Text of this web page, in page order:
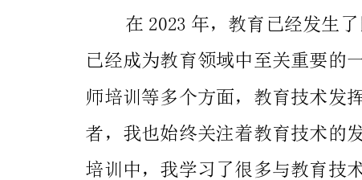
来教育工作将会产生深远的影响。